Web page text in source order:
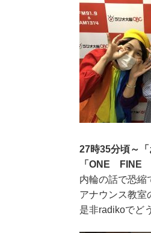
27時35分頃～
「ONE FINE
内輪の話で恐
アナウンス教室
是非radikoでど